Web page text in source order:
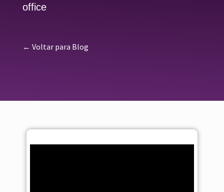
office
← Voltar para Blog